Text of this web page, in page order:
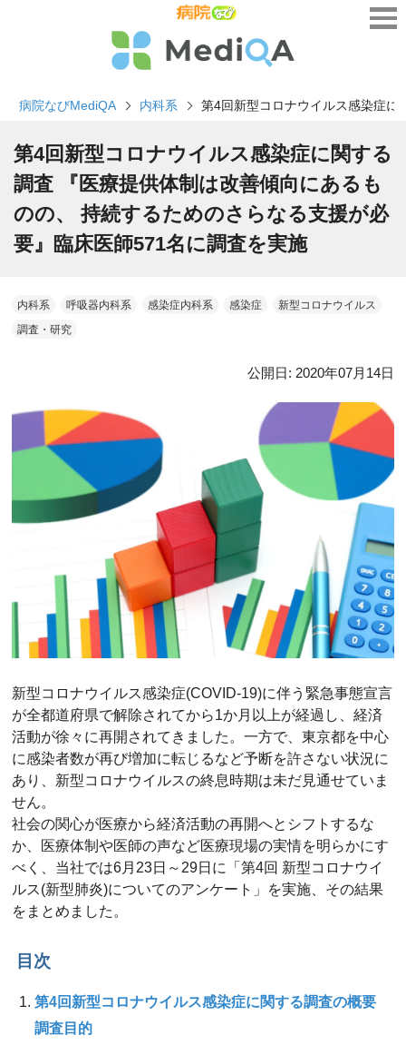
病院なびMediQA 内科系 第4回新型コロナウイルス感染症に
第4回新型コロナウイルス感染症に関する
調査 『医療提供体制は改善傾向にあるも
のの、 持続するためのさらなる支援が必
要』臨床医師571名に調査を実施
内科系 呼吸器内科系 感染症内科系 感染症
新型コロナウイルス
調査・研究
公開日: 2020年07月14日
新型コロナウイルス感染症(COVID-19)に伴う緊急事態宣言
が全都道府県で解除されてから1か月以上が経過し、経済
活動が徐々に再開されてきました。一方で、東京都を中心
に感染者数が再び増加に転じるなど予断を許さない状況に
あり、新型コロナウイルスの終息時期は未だ見通せていま
せん。
社会の関心が医療から経済活動の再開へとシフトするな
か、医療体制や医師の声など医療現場の実情を明らかにす
べく、当社では6月23日～29日に「第4回 新型コロナウイ
ルス(新型肺炎)についてのアンケート」を実施、その結果
をまとめました。
目次
第4回新型コロナウイルス感染症に関する調査の概要
調査目的